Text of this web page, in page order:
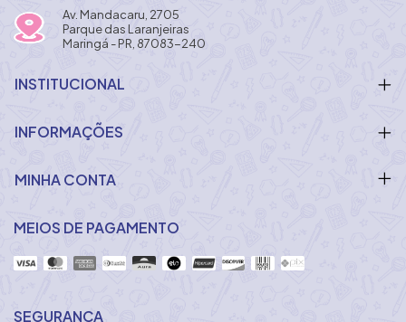
Av. Mandacaru, 2705
Parque das Laranjeiras
Maringá - PR, 87083-240
INSTITUCIONAL
INFORMAÇÕES
MINHA CONTA
MEIOS DE PAGAMENTO
SEGURANÇA